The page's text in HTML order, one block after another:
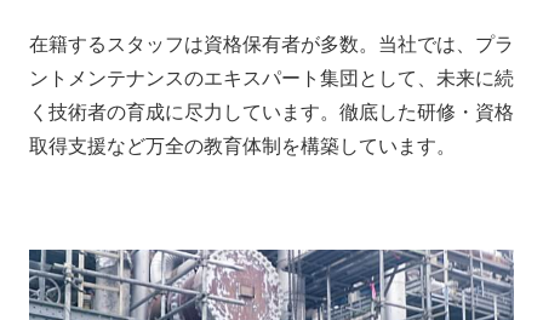
在籍するスタッフは資格保有者が多数。当社では、プラ
ントメンテナンスのエキスパート集団として、未来に続
く技術者の育成に尽力しています。徹底した研修・資格
取得支援など万全の教育体制を構築しています。